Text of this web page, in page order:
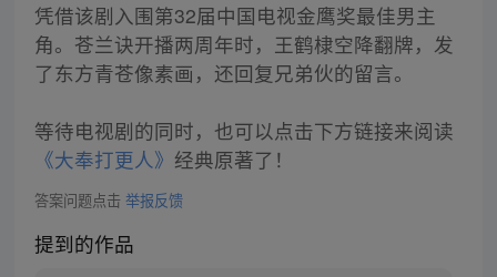
凭借该剧入围第32届中国电视金鹰奖最佳男主
角。苍兰诀开播两周年时，王鹤棣空降翻牌，发
了东方青苍像素画，还回复兄弟伙的留言。
等待电视剧的同时，也可以点击下方链接来阅读
《大奉打更人》 经典原著了！
答案问题点击 举报反馈
提到的作品